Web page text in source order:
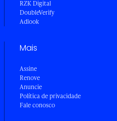
RZK Digital
DoubleVerify
Adlook
Mais
Assine
Renove
Anuncie
Política de privacidade
Fale conosco